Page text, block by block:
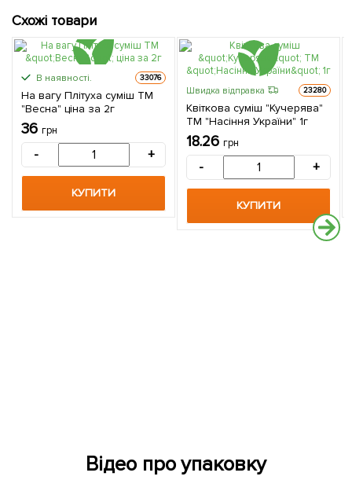
Схожі товари
В наявності. 33076
На вагу Плітуха суміш ТМ
"Весна" ціна за 2г
36 грн
- +
КУПИТИ
Швидка відправка 23280
Квіткова суміш "Кучерява"
ТМ "Насіння України" 1г
18.26 грн
- +
КУПИТИ
Відео про упаковку